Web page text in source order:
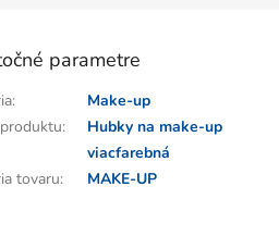
parametre
:
Make-up
:
Hubky na make-up
viacfarebná
tovaru: MAKE-UP